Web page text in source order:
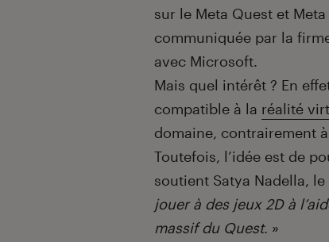
sur le Meta Quest et
communiquée par la
avec Microsoft.
Mais quel intérêt ? En
compatible à la réalité
domaine, contrairement à
Toutefois, l’idée est de
soutient Satya Nadella,
jouer à des jeux 2D à
massif du Quest. »